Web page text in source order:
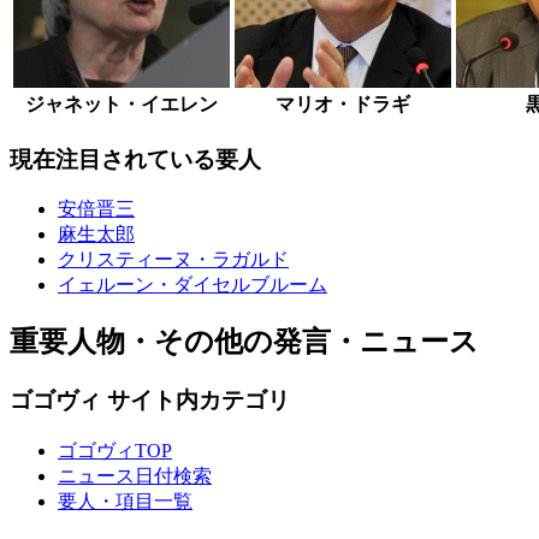
ジャネット・イエレン マリオ・ドラギ
現在注目されている要人
安倍晋三
麻生太郎
クリスティーヌ・ラガルド
イェルーン・ダイセルブルーム
重要人物・その他の発言・ニュース
ゴゴヴィ サイト内カテゴリ
ゴゴヴィTOP
ニュース日付検索
要人・項目一覧